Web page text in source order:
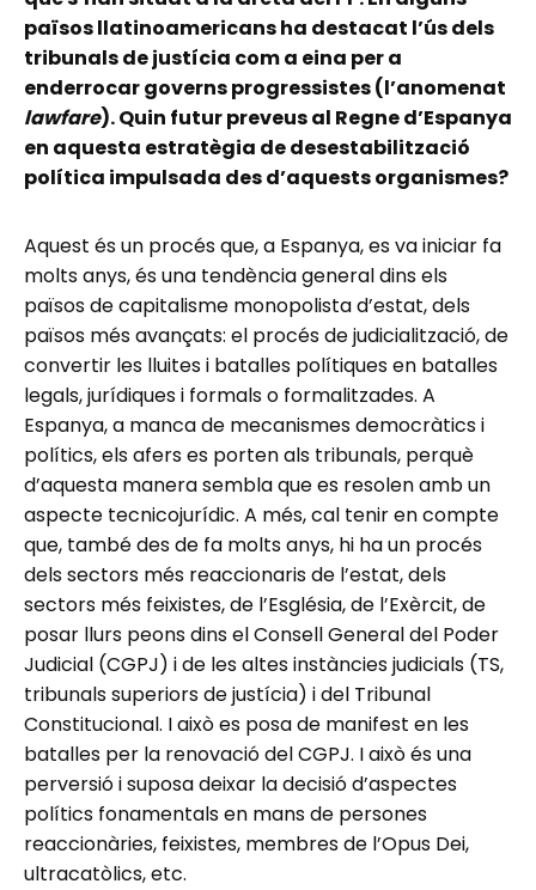
països llatinoamericans ha destacat l’ús dels
tribunals de justícia com a eina per a
enderrocar governs progressistes (l’anomenat
lawfare). Quin futur preveus al Regne d’Espanya
en aquesta estratègia de desestabilització
política impulsada des d’aquests organismes?
Aquest és un procés que, a Espanya, es va iniciar fa
molts anys, és una tendència general dins els
països de capitalisme monopolista d’estat, dels
països més avançats: el procés de judicialització, de
convertir les lluites i batalles polítiques en batalles
legals, jurídiques i formals o formalitzades. A
Espanya, a manca de mecanismes democràtics i
polítics, els afers es porten als tribunals, perquè
d’aquesta manera sembla que es resolen amb un
aspecte tecnicojurídic. A més, cal tenir en compte
que, també des de fa molts anys, hi ha un procés
dels sectors més reaccionaris de l’estat, dels
sectors més feixistes, de l’Església, de l’Exèrcit, de
posar llurs peons dins el Consell General del Poder
Judicial (CGPJ) i de les altes instàncies judicials (TS,
tribunals superiors de justícia) i del Tribunal
Constitucional. I això es posa de manifest en les
batalles per la renovació del CGPJ. I això és una
perversió i suposa deixar la decisió d’aspectes
polítics fonamentals en mans de persones
reaccionàries, feixistes, membres de l’Opus Dei,
ultracatòlics, etc.